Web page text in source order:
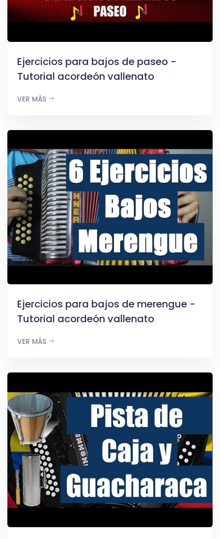
Ejercicios para bajos de paseo -
Tutorial acordeón vallenato
VER MÁS
Ejercicios para bajos de merengue -
Tutorial acordeón vallenato
VER MÁS